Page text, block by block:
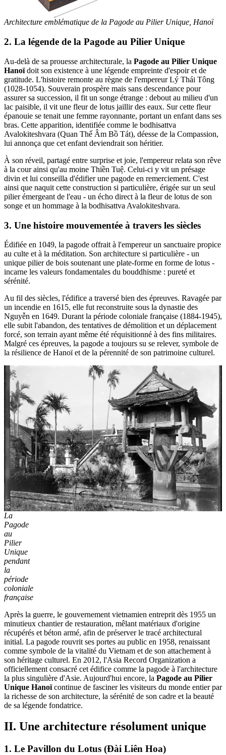
Architecture emblématique de la Pagode au Pilier Unique, Hanoï
2. La légende de la Pagode au Pilier Unique
Au-delà de sa prouesse architecturale, la Pagode au Pilier Unique
Hanoïdoit son existence à une légende empreinte d'espoir et de
gratitude. L'histoire remonte au règne de l'empereur Lý Thái Tông
(1028-1054). Souverain prospère mais sans descendance pour
assurer sa succession, il fit un songe étrange : debout au milieu d'un
lac paisible, il vit une fleur de lotus jaillir des eaux. Sur cette fleur
épanouie se tenait une femme rayonnante, portant un enfant dans ses
bras. Cette apparition, identifiée comme le bodhisattva
Avalokiteshvara (Quan Thế Âm Bồ Tát), déesse de la Compassion,
lui annonça que cet enfant deviendrait son héritier.
À son réveil, partagé entre surprise et joie, l'empereur relata son rêve
à la cour ainsi qu'au moine Thiền Tuệ. Celui-ci y vit un présage
divin et lui conseilla d'édifier une pagode en remerciement. C'est
ainsi que naquit cette construction si particulière, érigée sur un seul
pilier émergeant de l'eau - un écho direct à la fleur de lotus de son
songe et un hommage à la bodhisattva Avalokiteshvara.
3. Une histoire mouvementée à travers les siècles
Édifiée en 1049, la pagode offrait à l'empereur un sanctuaire propice
au culte et à la méditation. Son architecture si particulière - un
unique pilier de bois soutenant une plate-forme en forme de lotus -
incarne les valeurs fondamentales du bouddhisme : pureté et
sérénité.
Au fil des siècles, l'édifice a traversé bien des épreuves. Ravagée par
un incendie en 1615, elle fut reconstruite sous la dynastie des
Nguyễn en 1649. Durant la période coloniale française (1884-1945),
elle subit l'abandon, des tentatives de démolition et un déplacement
forcé, son terrain ayant même été réquisitionné à des fins militaires.
Malgré ces épreuves, la pagode a toujours su se relever, symbole de
la résilience de Hanoï et de la pérennité de son patrimoine culturel.
La
Pagode
au
Pilier
Unique
pendant
la
période
coloniale
française
Après la guerre, le gouvernement vietnamien entreprit dès 1955 un
minutieux chantier de restauration, mêlant matériaux d'origine
récupérés et béton armé, afin de préserver le tracé architectural
initial. La pagode rouvrit ses portes au public en 1958, renaissant
comme symbole de la vitalité du Vietnam et de son attachement à
son héritage culturel. En 2012, l'Asia Record Organization a
officiellement consacré cet édifice comme la pagode à l'architecture
la plus singulière d'Asie. Aujourd'hui encore, la Pagode au Pilier
Unique Hanoïcontinue de fasciner les visiteurs du monde entier par
la richesse de son architecture, la sérénité de son cadre et la beauté
de sa légende fondatrice.
II. Une architecture résolument unique
1. Le Pavillon du Lotus (Đài Liên Hoa)